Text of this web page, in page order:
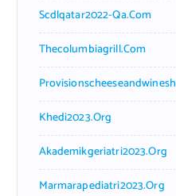
Scdlqatar2022-Qa.com
Thecolumbiagrill.com
Khedi2023.org
Akademikgeriatri2023.org
Marmarapediatri2023.org